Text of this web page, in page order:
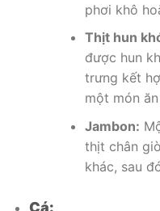
phơi khô
Thịt hun
được hun
trưng kết
một món
Jambon:
thịt chân
khác, sau
Cá: